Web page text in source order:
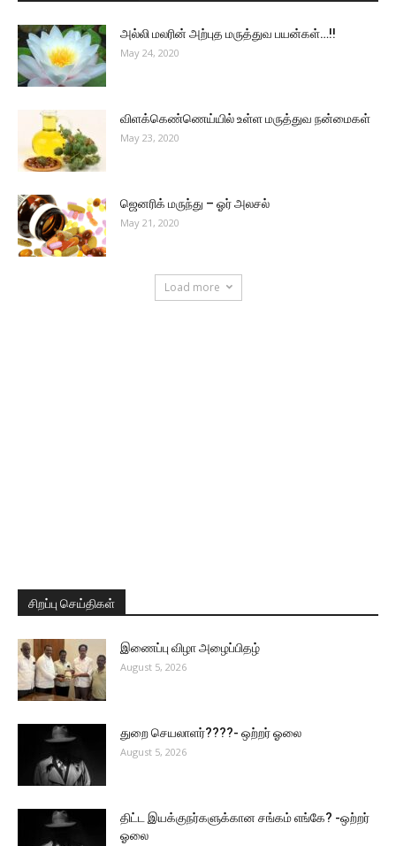
அல்லி மலரின் அற்புத மருத்துவ பயன்கள்…!!
May 24, 2020
விளக்கெண்ணெய்யில் உள்ள மருத்துவ நன்மைகள்
May 23, 2020
ஜெனரிக் மருந்து – ஓர் அலசல்
May 21, 2020
Load more
சிறப்பு செய்திகள்
இணைப்பு விழா அழைப்பிதழ்
August 5, 2026
துறை செயலாளர்????- ஒற்றர் ஓலை
August 5, 2026
திட்ட இயக்குநர்களுக்கான சங்கம் எங்கே? -ஒற்றர்
ஓலை